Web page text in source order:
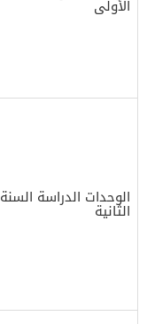
الأولى
الوحدات الدراسة السنة
الثانية